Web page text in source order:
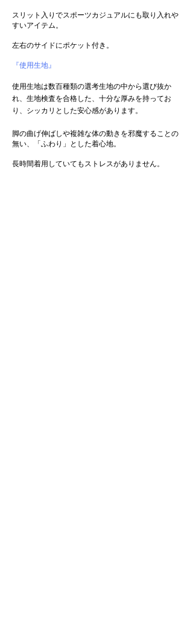
スリット入りでスポーツカジュアルにも取り入れや
すいアイテム。
左右のサイドにポケット付き。
『使用生地』
使用生地は数百種類の選考生地の中から選び抜か
れ、生地検査を合格した、十分な厚みを持ってお
り、シッカリとした安心感があります。
脚の曲げ伸ばしや複雑な体の動きを邪魔することの
無い、「ふわり」とした着心地。
長時間着用していてもストレスがありません。